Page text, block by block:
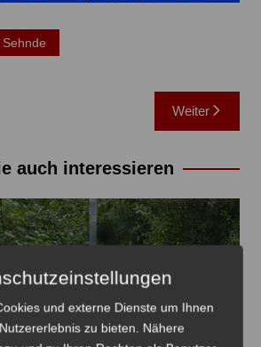
Sehnde
Weiter
auch interessieren
und externe Dienste um Ihnen
zu bieten. Nähere